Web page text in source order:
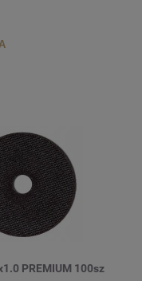
PREMIUM 100sz